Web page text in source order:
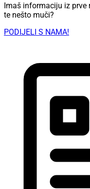
Imaš informaciju iz prve
te nešto muči?
PODIJELI S NAMA!